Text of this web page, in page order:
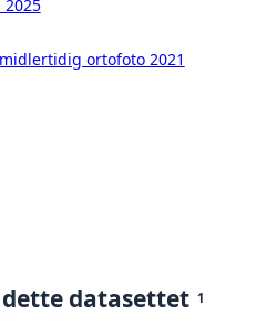
2025
ortofoto 2021
datasettet 1